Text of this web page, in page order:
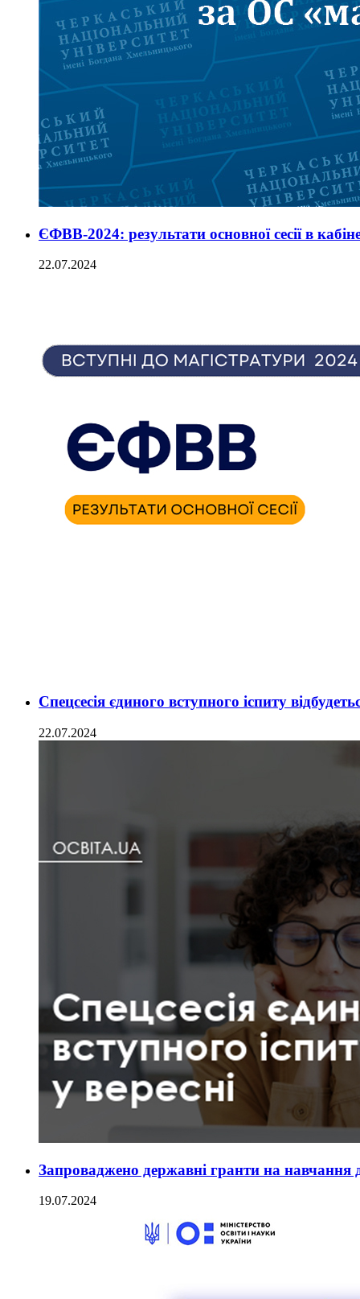
ЄФВВ-2024: результати основної сесії в
22.07.2024
Спецсесія єдиного вступного іспиту
22.07.2024
Запроваджено державні гранти на навчання
19.07.2024